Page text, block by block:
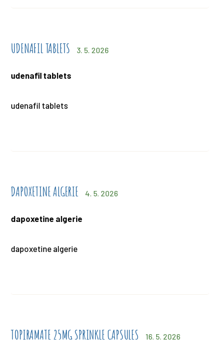
UDENAFIL TABLETS 3. 5. 2026
udenafil tablets
udenafil tablets
DAPOXETINE ALGERIE 4. 5. 2026
dapoxetine algerie
dapoxetine algerie
TOPIRAMATE 25MG SPRINKLE CAPSULES 16. 5. 2026